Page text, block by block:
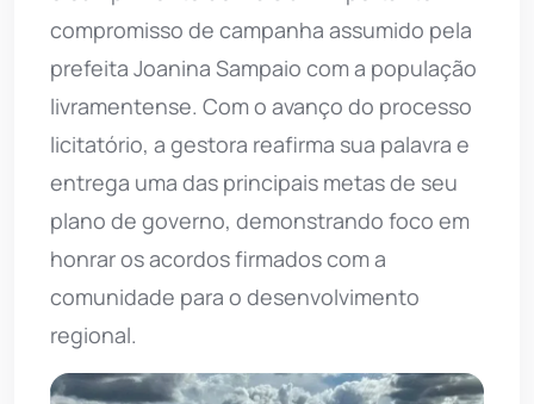
compromisso de campanha assumido pela
prefeita Joanina Sampaio com a população
livramentense. Com o avanço do processo
licitatório, a gestora reafirma sua palavra e
entrega uma das principais metas de seu
plano de governo, demonstrando foco em
honrar os acordos firmados com a
comunidade para o desenvolvimento
regional.